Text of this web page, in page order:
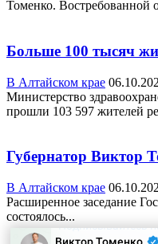
Томенко. Востребованной
Больше 100 тысяч
В Алтайском крае
Министерство
прошли 103 597 жителей
Губернатор Виктор
В Алтайском крае
Расширенное заседание
состоялось...